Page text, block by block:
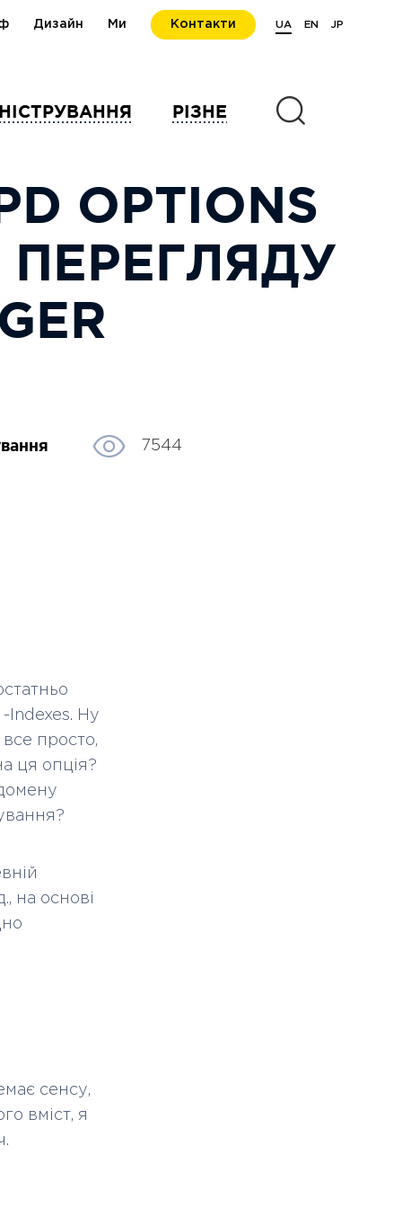
Дизайн Ми Контакти UA EN JP
РІЗНЕ
OPTIONS
ПЕРЕГЛЯДУ
7544
Indexes. Ну
просто,
ця опція?
на основі
сенсу,
вміст, я